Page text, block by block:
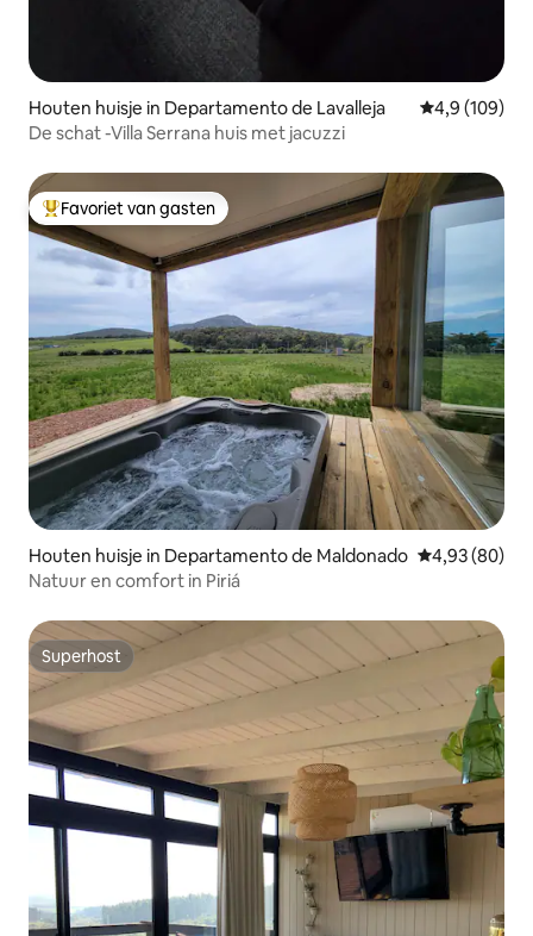
Houten huisje in Departamento de Lavalleja Gemiddelde
4,9 (109)
De schat -Villa Serrana huis met jacuzzi
Topfavoriet van gasten
Favoriet van gasten
Houten huisje in Departamento de Maldonado Gemiddelde
4,93 (80)
Natuur en comfort in Piriá
Superhost
Superhost